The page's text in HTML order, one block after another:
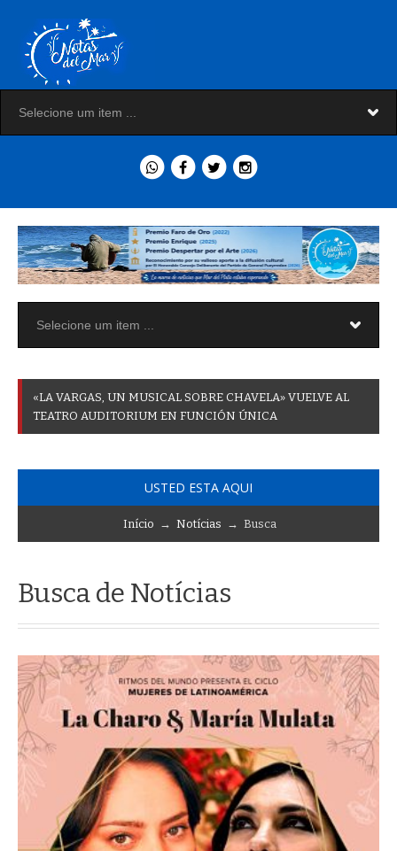
«LA VARGAS UN MUSICAL SOBRE CHAVELA» VUELVE AL
TEATRO AUDITORIUM EN FUNCIÓN ÚNICA
USTED ESTA AQUI
Início → Notícias → Busca
Busca de Notícias